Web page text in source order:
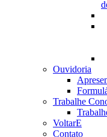
Ouvidoria
Trabalhe
VoltarE
Contato